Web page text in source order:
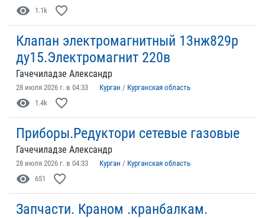
visibility 1.1k favorite_border
Клапан электромагнитный 13нж829р
ду15.Электромагнит 220в
Гачечиладзе Александр
28 июля 2026 г. в 04:33 Курган / Курганская область
visibility 1.4k favorite_border
Приборы.Редуктори сетевые газовые
Гачечиладзе Александр
28 июля 2026 г. в 04:33 Курган / Курганская область
visibility 651 favorite_border
Запчасти. Краном .кранбалкам.